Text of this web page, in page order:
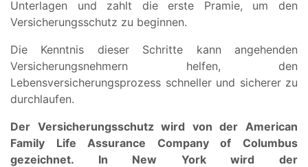
Unterlagen und zahlt die erste Pramie, um den
Versicherungsschutz zu beginnen.
Die Kenntnis dieser Schritte kann angehenden
Versicherungsnehmern helfen, den
Lebensversicherungsprozess schneller und sicherer zu
durchlaufen.
Der Versicherungsschutz wird von der American
Family Life Assurance Company of Columbus
gezeichnet. In New York wird der